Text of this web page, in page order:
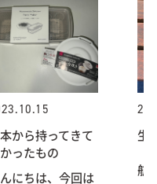
から持ってきて
ったもの
にちは、今回は
生
航